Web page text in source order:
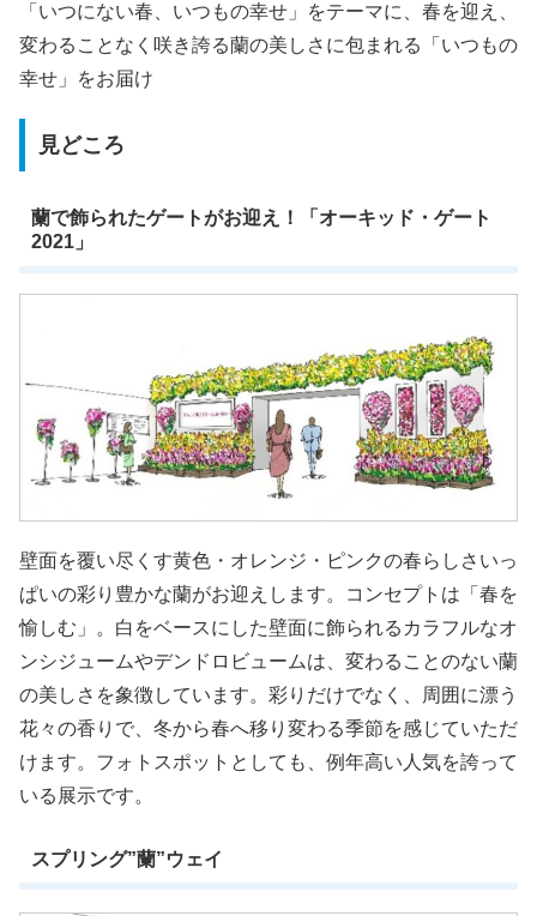
「いつにない春、いつもの幸せ」をテーマに、春を迎え、
変わることなく咲き誇る蘭の美しさに包まれる「いつもの
幸せ」をお届け
見どころ
蘭で飾られたゲートがお迎え！「オーキッド・ゲート
2021」
壁面を覆い尽くす黄色・オレンジ・ピンクの春らしさいっ
ぱいの彩り豊かな蘭がお迎えします。コンセプトは「春を
愉しむ」。白をベースにした壁面に飾られるカラフルなオ
ンシジュームやデンドロビュームは、変わることのない蘭
の美しさを象徴しています。彩りだけでなく、周囲に漂う
花々の香りで、冬から春へ移り変わる季節を感じていただ
けます。フォトスポットとしても、例年高い人気を誇って
いる展示です。
スプリング”蘭”ウェイ